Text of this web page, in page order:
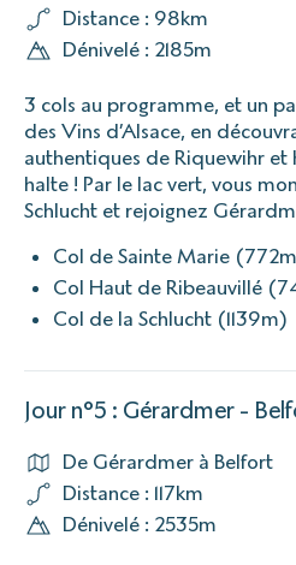
Distance : 98km
Dénivelé : 2185m
3 cols au programme, et un
des Vins d’Alsace, en
authentiques de Riquewihr et
halte ! Par le lac vert, vous
Schlucht et rejoignez
Col de Sainte Marie
Col Haut de Ribeauvillé
Col de la Schlucht (1139m)
Jour n°5 : Gérardmer -
De Gérardmer à Belfort
Distance : 117km
Dénivelé : 2535m